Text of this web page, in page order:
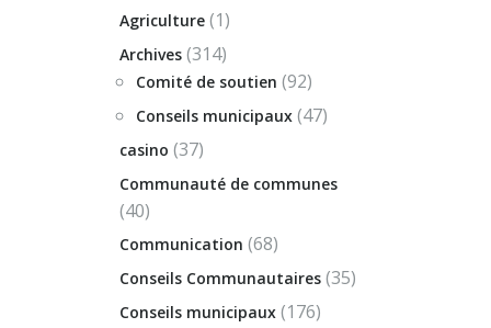
Agriculture (1)
Archives (314)
Comité de soutien (92)
Conseils municipaux (47)
casino (37)
Communauté de communes
(40)
Communication (68)
Conseils Communautaires (35)
Conseils municipaux (176)